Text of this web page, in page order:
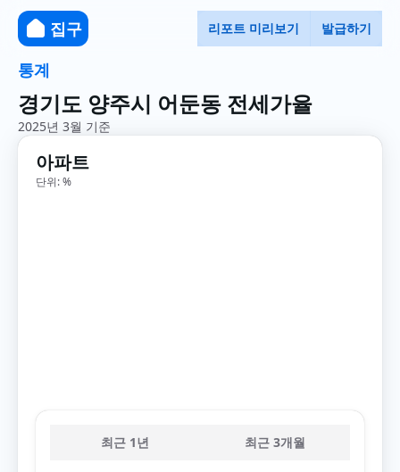
집구 리포트 미리보기 발급하기
통계
경기도 양주시 어둔동 전세가율
2025년 3월 기준
아파트
단위: %
최근 1년 최근 3개월